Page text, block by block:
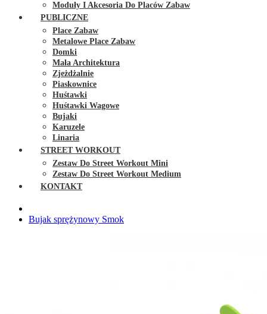
Moduły I Akcesoria Do Placów Zabaw
PUBLICZNE
Place Zabaw
Metalowe Place Zabaw
Domki
Mała Architektura
Zjeżdżalnie
Piaskownice
Huśtawki
Huśtawki Wagowe
Bujaki
Karuzele
Linaria
STREET WORKOUT
Zestaw Do Street Workout Mini
Zestaw Do Street Workout Medium
KONTAKT
Bujak sprężynowy Smok